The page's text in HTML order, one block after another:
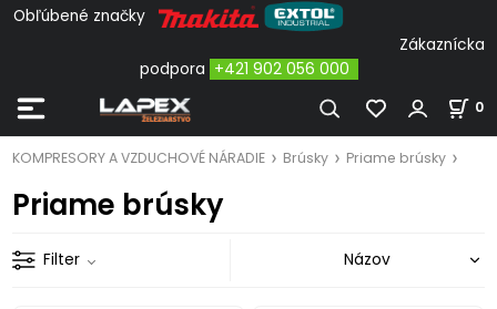
Obľúbené značky
Zákaznícka
podpora +421 902 056 000
0
KOMPRESORY A VZDUCHOVÉ NÁRADIE Brúsky Priame brúsky
Priame brúsky
Filter